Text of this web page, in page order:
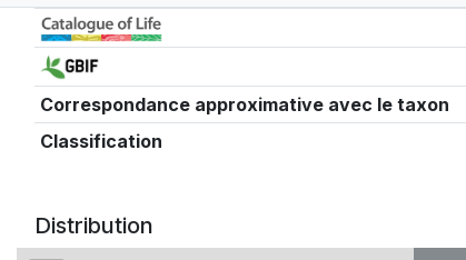
Correspondance approximative avec le taxon
Classification
Distribution